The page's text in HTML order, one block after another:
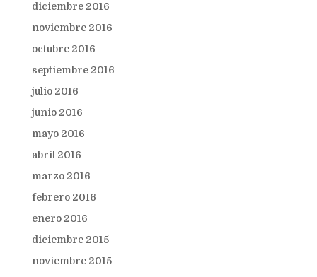
diciembre 2016
noviembre 2016
octubre 2016
septiembre 2016
julio 2016
junio 2016
mayo 2016
abril 2016
marzo 2016
febrero 2016
enero 2016
diciembre 2015
noviembre 2015